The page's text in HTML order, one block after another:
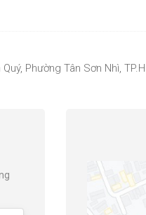
Phường Tân Sơn Nhì,